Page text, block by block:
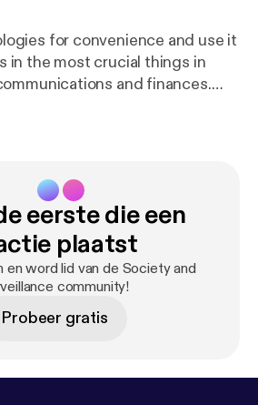
for convenience and use it
in the most crucial things in
and finances.
a good thing. Technologies
them.
eerste die een
plaatst
en word lid van de Society and
community!
Probeer gratis